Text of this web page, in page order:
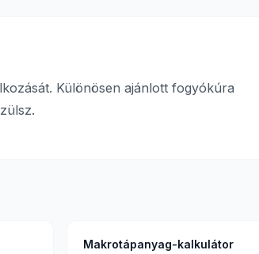
Különösen ajánlott fogyókúra
Makrotápanyag-kalkulátor